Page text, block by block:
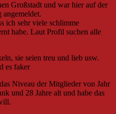
Großstadt und war hier auf der
angemeldet.
ich sehr viele schlimme
habe. Laut Profil suchen alle
sie seien treu und lieb usw.
es faker
Niveau der Mitglieder von Jahr
und 28 Jahre alt und habe das